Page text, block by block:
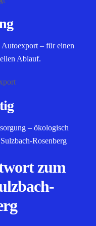
zum
– für einen
Ablauf.
– ökologisch
Rosenberg